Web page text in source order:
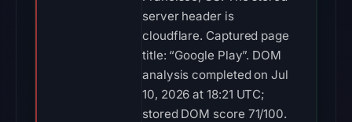
server header is
cloudflare. Captured page
title: “Google Play”. DOM
analysis completed on Jul
10, 2026 at 18:21 UTC;
stored DOM score 71/100.